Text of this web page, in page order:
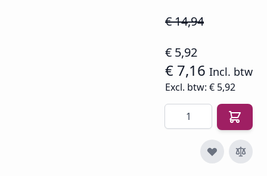
€ 14,94
€ 5,92
€ 7,16 Incl. btw
Excl. btw: € 5,92
Aantal